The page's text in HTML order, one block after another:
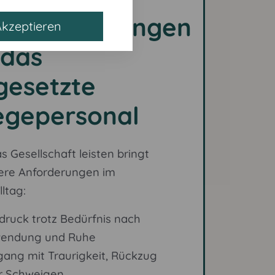
Gesellschaft leisten bringt
Anforderungen im
trotz Bedürfnis nach
und Ruhe
mit Traurigkeit, Rückzug